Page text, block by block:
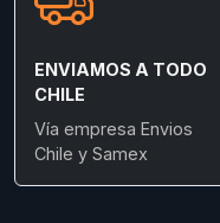
ENVIAMOS A TODO
CHILE
Vía empresa Envios
Chile y Samex